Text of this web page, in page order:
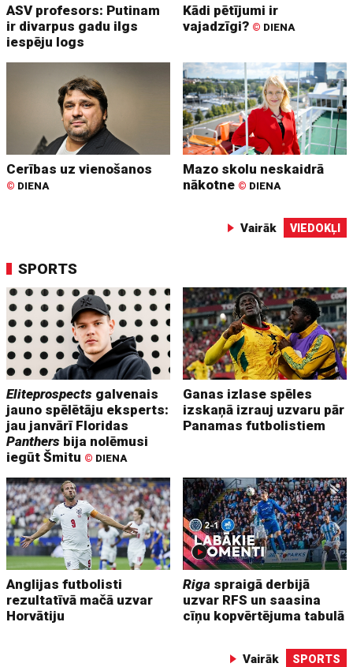
ASV profesors: Putinam
ir divarpus gadu ilgs
iespēju logs
Kādi pētījumi ir
vajadzīgi? © DIENA
Cerības uz vienošanos
© DIENA
Mazo skolu neskaidrā
nākotne © DIENA
Vairāk VIEDOKĻI
SPORTS
Eliteprospects galvenais
jauno spēlētāju eksperts:
jau janvārī Floridas
Panthers bija nolēmusi
iegūt Šmitu © DIENA
Ganas izlase spēles
izskaņā izrauj uzvaru pār
Panamas futbolistiem
Anglijas futbolisti
rezultatīvā mačā uzvar
Horvātiju
Riga spraigā derbijā
uzvar RFS un saasina
cīņu kopvērtējuma tabulā
Vairāk SPORTS